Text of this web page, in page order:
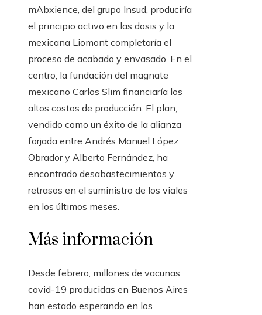
mAbxience, del grupo Insud, produciría
el principio activo en las dosis y la
mexicana Liomont completaría el
proceso de acabado y envasado. En el
centro, la fundación del magnate
mexicano Carlos Slim financiaría los
altos costos de producción. El plan,
vendido como un éxito de la alianza
forjada entre Andrés Manuel López
Obrador y Alberto Fernández, ha
encontrado desabastecimientos y
retrasos en el suministro de los viales
en los últimos meses.
Más información
Desde febrero, millones de vacunas
covid-19 producidas en Buenos Aires
han estado esperando en los